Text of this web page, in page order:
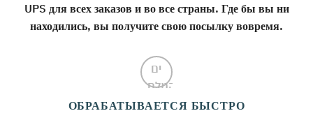
UPS для всех заказов и во все страны. Где бы вы ни
находились, вы получите свою посылку вовремя.
ОБРАБАТЫВАЕТСЯ БЫСТРО